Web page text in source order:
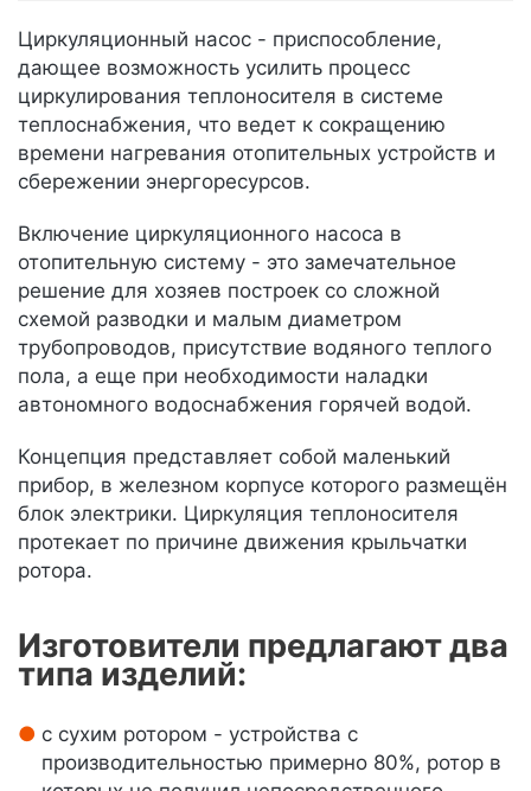
Циркуляционный насос - приспособление,
дающее возможность усилить процесс
циркулирования теплоносителя в системе
теплоснабжения, что ведет к сокращению
времени нагревания отопительных устройств и
сбережении энергоресурсов.
Включение циркуляционного насоса в
отопительную систему - это замечательное
решение для хозяев построек со сложной
схемой разводки и малым диаметром
трубопроводов, присутствие водяного теплого
пола, а еще при необходимости наладки
автономного водоснабжения горячей водой.
Концепция представляет собой маленький
прибор, в железном корпусе которого размещён
блок электрики. Циркуляция теплоносителя
протекает по причине движения крыльчатки
ротора.
Изготовители предлагают два
типа изделий:
с сухим ротором - устройства с
производительностью примерно 80%, ротор в